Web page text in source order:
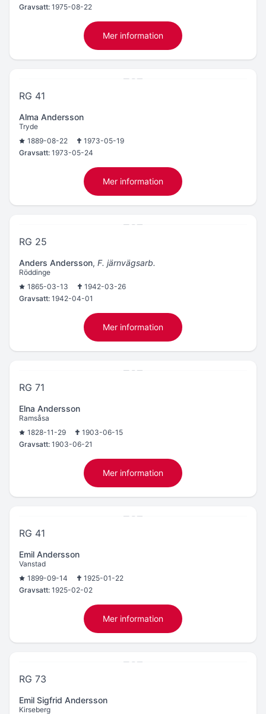
Gravsatt: 1975-08-22
Mer information
RG 41
Alma Andersson
Tryde
1889-08-22
1973-05-19
Gravsatt: 1973-05-24
Mer information
RG 25
Anders Andersson, F. järnvägsarb.
Röddinge
1865-03-13
1942-03-26
Gravsatt: 1942-04-01
Mer information
RG 71
Elna Andersson
Ramsåsa
1828-11-29
1903-06-15
Gravsatt: 1903-06-21
Mer information
RG 41
Emil Andersson
Vanstad
1899-09-14
1925-01-22
Gravsatt: 1925-02-02
Mer information
RG 73
Emil Sigfrid Andersson
Kirseberg